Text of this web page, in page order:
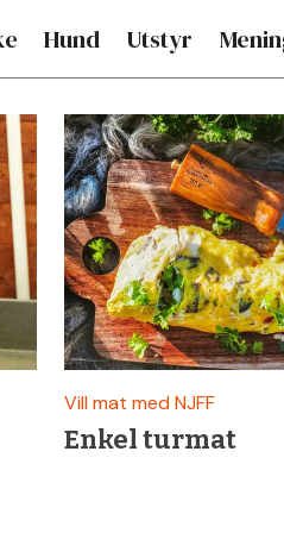
Hund Utstyr
Vill mat med NJFF
Enkel turmat